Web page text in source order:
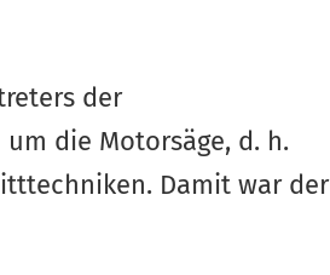
der
die Motorsäge, d. h.
Damit war der